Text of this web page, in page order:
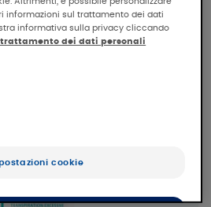
informazioni sul trattamento dei dati
informativa sulla privacy cliccando
dei dati personali
cookie